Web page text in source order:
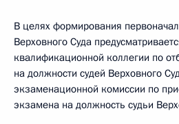
В целях формирования
Верховного Суда
квалификационной коллегии по
на должности судей Верховного
экзаменационной комиссии по
экзамена на должность судьи